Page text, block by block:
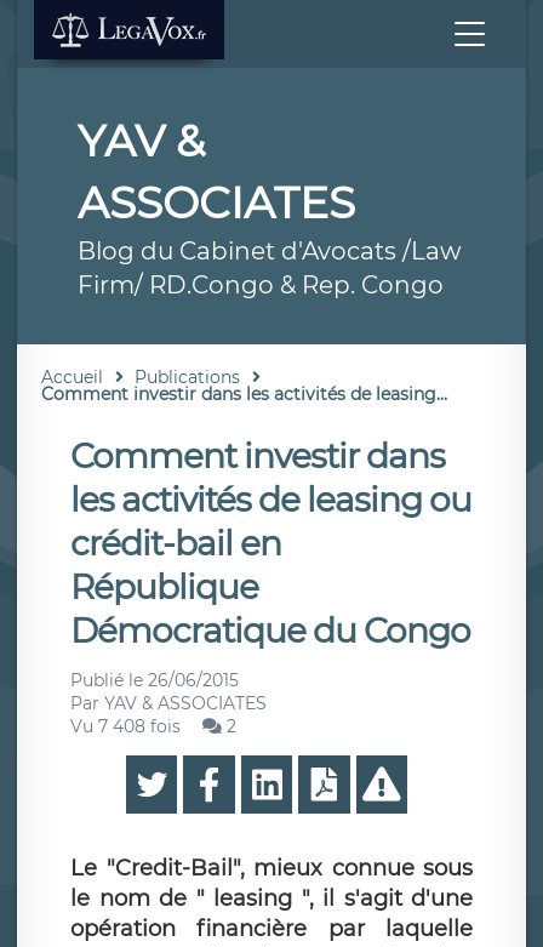
YAV &
ASSOCIATES
Blog du Cabinet d'Avocats /Law
Firm/ RD.Congo & Rep. Congo
Accueil Publications
Comment investir dans les activités de leasing...
Comment investir dans
les activités de leasing ou
crédit-bail en
République
Démocratique du Congo
Publié le 26/06/2015
Par YAV & ASSOCIATES
Vu 7 408 fois
2
Le "Credit-Bail", mieux connue sous
le nom de " leasing ", il s'agit d'une
opération financière par laquelle